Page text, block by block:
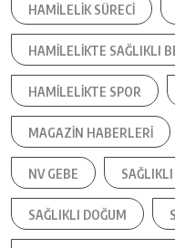
HAMILELIK SÜRECI
HAMILELIKTE SAĞLIKLI
HAMILELIKTE SPOR
MAGAZIN HABERLERI
NV GEBE
SAĞLIKLI DOĞUM